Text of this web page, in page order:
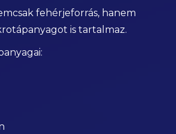
fehérjeforrás, hanem
is tartalmaz.